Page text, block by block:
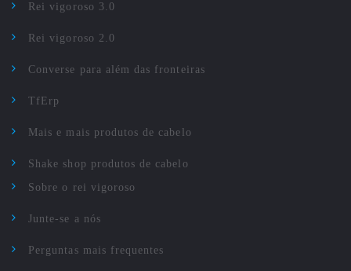
Rei vigoroso 3.0
Rei vigoroso 2.0
Converse para além das fronteiras
TfErp
Mais e mais produtos de cabelo
Shake shop produtos de cabelo
Sobre o rei vigoroso
Junte-se a nós
Perguntas mais frequentes